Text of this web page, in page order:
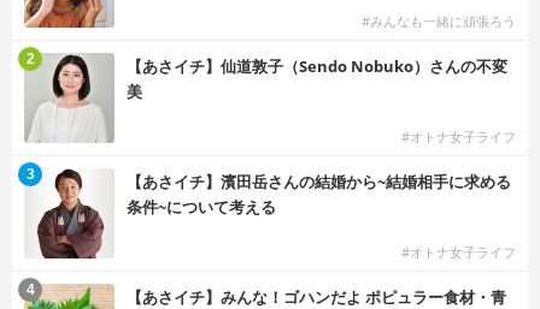
#みんなも一緒に頑張ろう
【あさイチ】仙道敦子（Sendo Nobuko）さんの不変
美
#オトナ女子ライフ
2
【あさイチ】濱田岳さんの結婚から~結婚相手に求める
条件~について考える
#オトナ女子ライフ
3
【あさイチ】みんな！ゴハンだよ ポピュラー食材・青
4